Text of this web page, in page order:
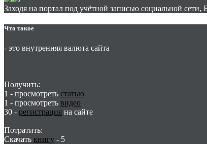
Заходя на портал под учётной записью социальной
Что такое
- это внутренняя валюта сайта
Получить:
1 - просмотреть статью
1 - просмотреть видео
30 - регистрация на сайте
Потратить:
Скачать книгу - 5